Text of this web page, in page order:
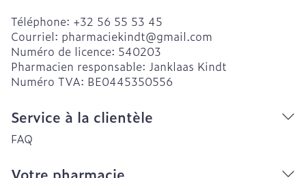
Téléphone: +32 56 55 53 45
Courriel: pharmaciekindt@gmail.com
Numéro de licence: 540203
Pharmacien responsable: Janklaas Kindt
Numéro TVA: BE0445350556
Service à la clientèle
FAQ
Votre pharmacie